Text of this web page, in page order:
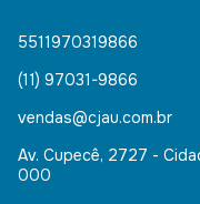
5511970319866
(11) 97031-9866
vendas@cjau.com.br
Av. Cupecê, 2727 -
000